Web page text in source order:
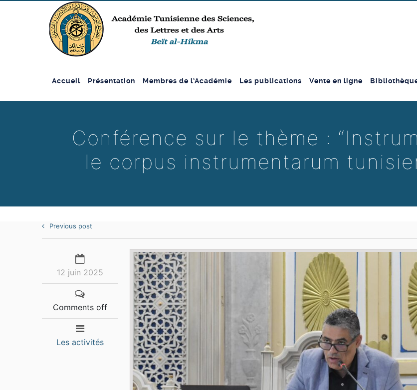
Accueil Présentation Membres de l’Académie Les publications Vente en ligne
Conférence sur le thème :
le corpus instrumentarum
Previous post
12 juin 2025
Comments off
Les activités